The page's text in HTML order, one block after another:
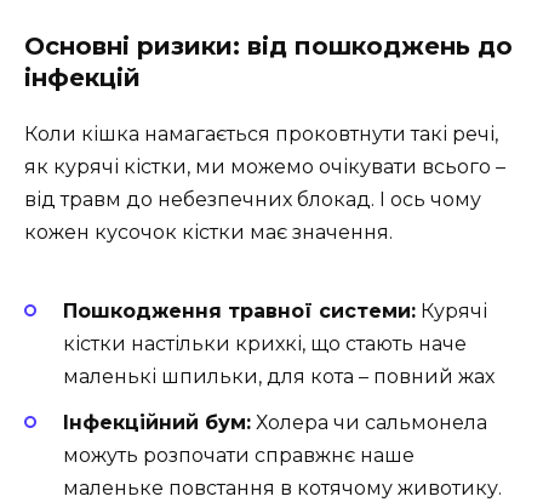
Основні ризики: від пошкоджень до
інфекцій
Коли кішка намагається проковтнути такі речі,
як курячі кістки, ми можемо очікувати всього –
від травм до небезпечних блокад. І ось чому
кожен кусочок кістки має значення.
Пошкодження травної системи: Курячі
кістки настільки крихкі, що стають наче
маленькі шпильки, для кота – повний жах
Інфекційний бум: Холера чи сальмонела
можуть розпочати справжнє наше
маленьке повстання в котячому животику.